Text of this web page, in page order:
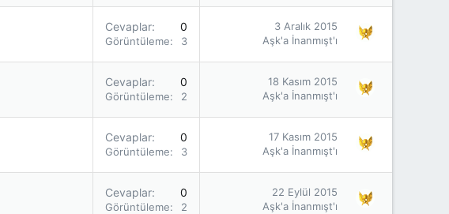
Cevaplar 0
Görüntüleme
3 Aralık 2015
Aşk'a İnanmışt'ı
Cevaplar 0
Görüntüleme
18 Kasım 2015
Aşk'a İnanmışt'ı
Cevaplar 0
Görüntüleme
17 Kasım 2015
Aşk'a İnanmışt'ı
Cevaplar 0
Görüntüleme
22 Eylül 2015
Aşk'a İnanmışt'ı